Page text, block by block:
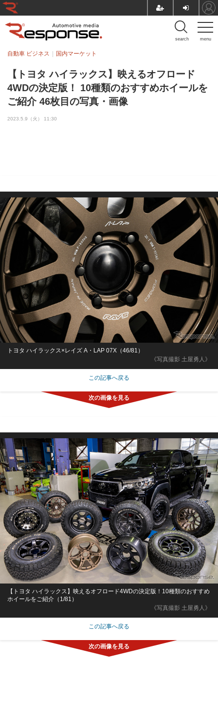
menu
search
【トヨタ ハイラックス】映えるオフロード
4WDの決定版！ 10種類のおすすめホイールを
ご紹介 46枚目の写真・画像
自動車 ビジネス 国内マーケット
2023.5.9（火） 11:30
《写真撮影 土屋勇人》
トヨタ ハイラックス×レイズ A・LAP 07X（46/81）
この記事へ戻る
《写真撮影 土屋勇人》
【トヨタ ハイラックス】映えるオフロード4WDの決定版！10種類のおすすめ
ホイールをご紹介（1/81）
この記事へ戻る